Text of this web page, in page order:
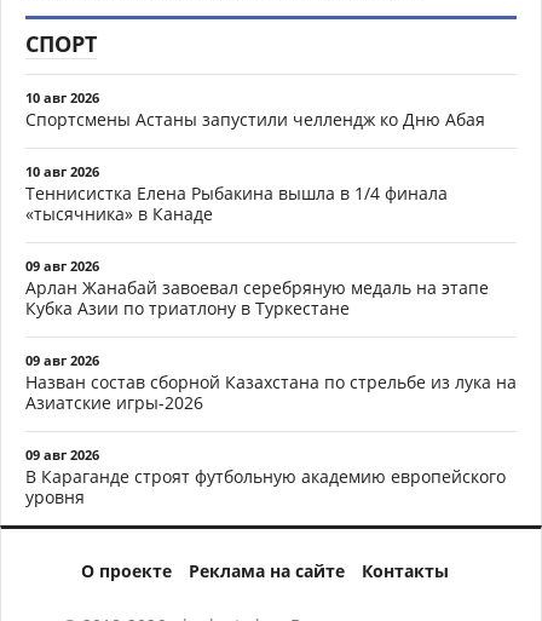
СПОРТ
10 авг 2026
Спортсмены Астаны запустили челлендж ко Дню Абая
10 авг 2026
Теннисистка Елена Рыбакина вышла в 1/4 финала
«тысячника» в Канаде
09 авг 2026
Арлан Жанабай завоевал серебряную медаль на этапе
Кубка Азии по триатлону в Туркестане
09 авг 2026
Назван состав сборной Казахстана по стрельбе из лука на
Азиатские игры-2026
09 авг 2026
В Караганде строят футбольную академию европейского
уровня
О проекте Реклама на сайте Контакты